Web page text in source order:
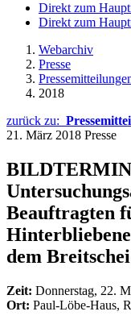
Direkt zum
Direkt zum
Webarchiv
Presse
2018
zurück zu:
21. März 2018 Presse
Beauftragten
dem
Zeit: Donnerstag, 22.
Ort: Paul-Löbe-Haus,